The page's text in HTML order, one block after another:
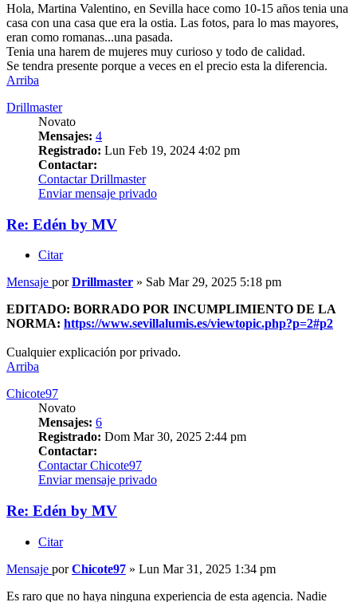
Hola, Martina Valentino, en Sevilla hace como 10-15 años tenia una
casa con una casa que era la ostia. Las fotos, para lo mas mayores,
eran como romanas...una pasada.
Tenia una harem de mujeres muy curioso y todo de calidad.
Se tendra presente porque a veces en el precio esta la diferencia.
Arriba
Drillmaster
Novato
Mensajes: 4
Registrado: Lun Feb 19, 2024 4:02 pm
Contactar:
Contactar Drillmaster
Enviar mensaje privado
Re: Edén by MV
Citar
Mensaje porDrillmaster » Sab Mar 29, 2025 5:18 pm
EDITADO: BORRADO POR INCUMPLIMIENTO DE LA
NORMA: https://www.sevillalumis.es/viewtopic.php?p=2#p2
Cualquier explicación por privado.
Arriba
Chicote97
Novato
Mensajes: 6
Registrado: Dom Mar 30, 2025 2:44 pm
Contactar:
Contactar Chicote97
Enviar mensaje privado
Re: Edén by MV
Citar
Mensaje porChicote97 » Lun Mar 31, 2025 1:34 pm
Es raro que no haya ninguna experiencia de esta agencia. Nadie